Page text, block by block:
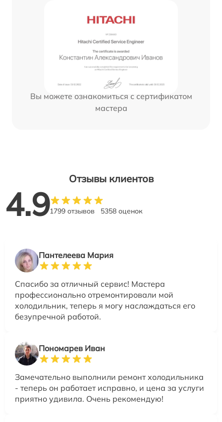
Вы можете ознакомиться с сертификатом
мастера
Отзывы клиентов
4.91799 отзывов 5358 оценок
Пантелеева Мария
Спасибо за отличный сервис! Мастера
профессионально отремонтировали мой
холодильник, теперь я могу наслаждаться его
безупречной работой.
Пономарев Иван
Замечательно выполнили ремонт холодильника
- теперь он работает исправно, и цена за услуги
приятно удивила. Очень рекомендую!